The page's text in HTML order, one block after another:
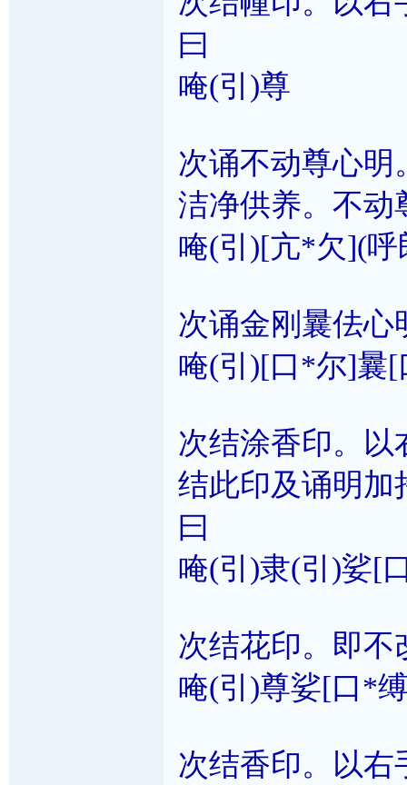
曰
唵(引)尊
次诵不动尊心明
洁净供养。不动
唵(引)[亢*欠](呼
次诵金刚曩佉心
唵(引)[口*尔]曩
次结涂香印。以
结此印及诵明加
曰
唵(引)隶(引)娑[
次结花印。即不
唵(引)尊娑[口*
次结香印。以右